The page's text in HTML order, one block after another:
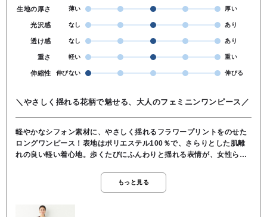
生地の厚さ 薄い 厚い
光沢感 なし あり
透け感 なし あり
重さ 軽い 重い
伸縮性 伸びない 伸びる
＼やさしく揺れる花柄で魅せる、大人のフェミニンワンピース／
軽やかなシフォン素材に、やさしく揺れるフラワープリントをのせた
ロングワンピース！表地はポリエステル100％で、さらりとした肌離
れの良い軽い着心地。歩くたびにふんわりと揺れる表情が、女性らし
クに、胸元のさりげないフリルデザインがアクセント♪ ウエストは程
よくシェイプされており、すっきりとしたシルエットでスタイルアッ
ントな印象に。裏地にはレーヨン100％を使用しているため、なめら
もっと見る